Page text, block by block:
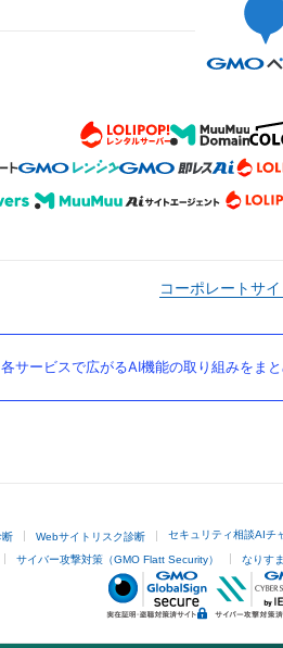
コーポレートサイ
サービスで広がるAI機能の取り組みをまと
断 Webサイトリスク診断 セキュリティ相談AIチ
サイバー攻撃対策（GMO Flatt Security） なりす